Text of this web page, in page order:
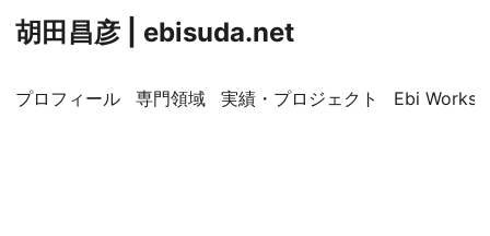
胡田昌彦 | ebisuda.net
プロフィール 専門領域 実績・プロジェクト Ebi